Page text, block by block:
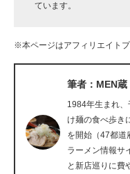
ITエンジニア向け専門サ
IT製品の技術・比較・事
製造業のIT導入・活用を
モノづくり技術者専門サ
ています。
※本ページはアフィリエイト
筆者：MEN蔵
1984年生まれ
け麺の食べ歩き
を開始（47都道
ラーメン情報サ
と新店巡りに費